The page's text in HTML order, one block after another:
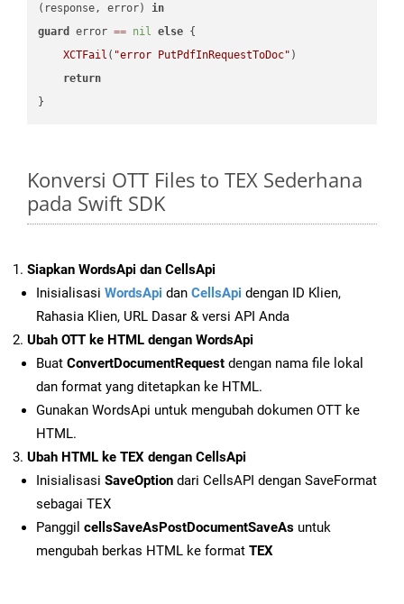
(response, error) in
guard
error == nil else {
XCTFail ( "error PutPdfInRequestToDoc" )
return
Konversi OTT Files to TEX Sederhana
pada Swift SDK
Siapkan WordsApi dan CellsApi
Inisialisasi WordsApi dan CellsApi dengan ID Klien,
Rahasia Klien, URL Dasar & versi API Anda
Ubah OTT ke HTML dengan WordsApi
Buat ConvertDocumentRequest dengan nama file lokal
dan format yang ditetapkan ke HTML.
Gunakan WordsApi untuk mengubah dokumen OTT ke
HTML.
Ubah HTML ke TEX dengan CellsApi
Inisialisasi SaveOption dari CellsAPI dengan SaveFormat
sebagai TEX
Panggil cellsSaveAsPostDocumentSaveAs untuk
mengubah berkas HTML ke format TEX